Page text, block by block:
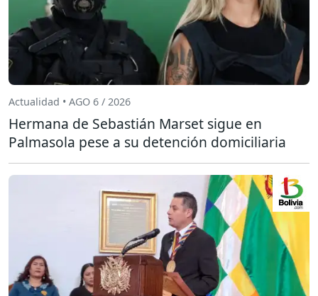
Actualidad • AGO 6 / 2026
Hermana de Sebastián Marset sigue en
Palmasola pese a su detención domiciliaria